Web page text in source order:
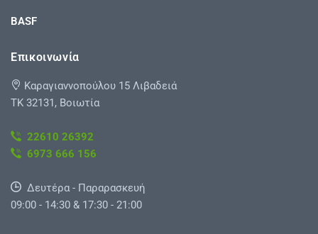
BASF
Επικοινωνία
Καραγιαννοπούλου 15 Λιβαδειά
ΤΚ 32131, Βοιωτία
22610 26392
6973 666 156
Δευτέρα - Παραρασκευή
09:00 - 14:30 & 17:30 - 21:00